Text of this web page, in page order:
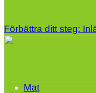
Förbättra ditt steg:
Mat